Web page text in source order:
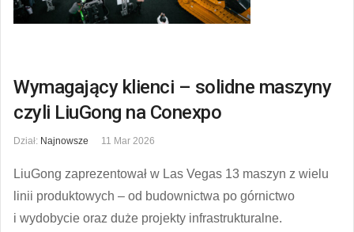
Wymagający klienci – solidne maszyny
czyli LiuGong na Conexpo
Dział: Najnowsze 11 Mar 2026
LiuGong zaprezentował w Las Vegas 13 maszyn z wielu
linii produktowych – od budownictwa po górnictwo
i wydobycie oraz duże projekty infrastrukturalne.